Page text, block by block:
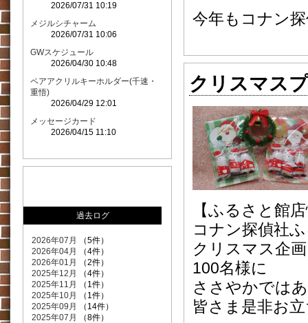
今年もコナン
クリスマス
【ふるさと館
コナン探偵社
クリスマス企
100名様に
ささやかでは
皆さま是非お
2026/07/31 10:19
メジルシチャーム
2026/07/31 10:06
GWスケジュール
2026/04/30 10:48
ペアアクリルキーホルダー(千速・
重悟)
2026/04/29 12:01
メッセージカード
2026/04/15 11:10
過去ログ
2026年07月
（5件）
2026年04月
（4件）
2026年01月
（2件）
2025年12月
（4件）
2025年11月
（1件）
2025年10月
（1件）
2025年09月
（14件）
2025年07月
（8件）